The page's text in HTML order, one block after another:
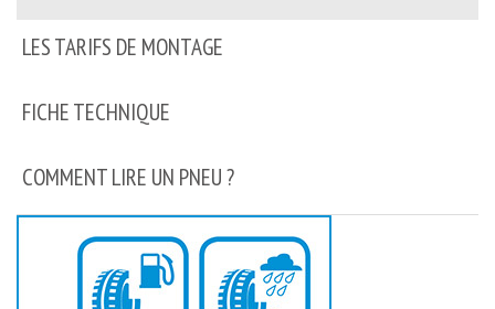
LES TARIFS DE MONTAGE
FICHE TECHNIQUE
COMMENT LIRE UN PNEU ?